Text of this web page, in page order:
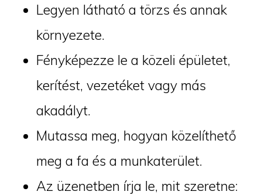
Legyen látható a törzs és annak
környezete.
Fényképezze le a közeli épületet,
kerítést, vezetéket vagy más
akadályt.
Mutassa meg, hogyan közelíthető
meg a fa és a munkaterület.
Az üzenetben írja le, mit szeretne: